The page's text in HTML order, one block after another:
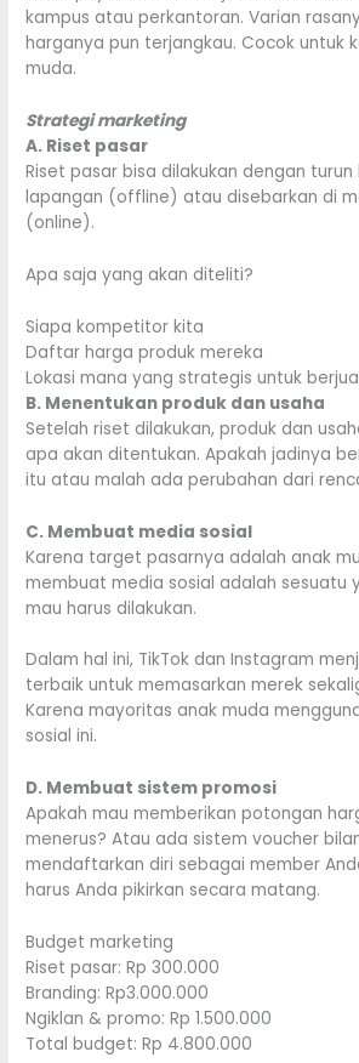
kampus atau perkantoran. Varian
harganya pun terjangkau. Cocok untuk
muda.
Strategi marketing
A. Riset pasar
Riset pasar bisa dilakukan dengan turun
lapangan (offline) atau disebarkan di
(online).
Apa saja yang akan diteliti?
Siapa kompetitor kita
Daftar harga produk mereka
Lokasi mana yang strategis untuk
B. Menentukan produk dan usaha
Setelah riset dilakukan, produk dan
apa akan ditentukan. Apakah jadinya
itu atau malah ada perubahan dari
C. Membuat media sosial
Karena target pasarnya adalah anak
membuat media sosial adalah sesuatu
mau harus dilakukan.
Dalam hal ini, TikTok dan Instagram
terbaik untuk memasarkan merek
Karena mayoritas anak muda
sosial ini.
D. Membuat sistem promosi
Apakah mau memberikan potongan
menerus? Atau ada sistem voucher
mendaftarkan diri sebagai member
harus Anda pikirkan secara matang.
Budget marketing
Riset pasar: Rp 300.000
Branding: Rp3.000.000
Ngiklan & promo: Rp 1.500.000
Total budget: Rp 4.800.000